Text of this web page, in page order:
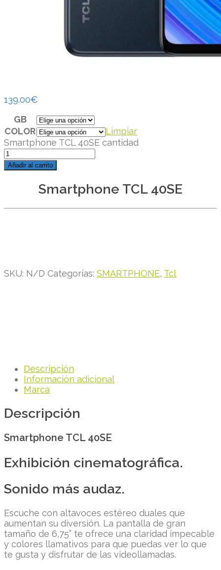
139.00€
GB
COLOR
Limpiar
Smartphone TCL 40SE cantidad
Añadir al carrito
Smartphone TCL 40SE
SKU: N/D Categorías: SMARTPHONE, Tcl
Descripción
Información adicional
Marca
Descripción
Smartphone TCL 40SE
Exhibición cinematográfica.
Sonido más audaz.
Escuche con altavoces estéreo duales que
aumentan su diversión. La pantalla de gran
tamaño de 6,75” te ofrece una claridad impecable
y colores llamativos para que puedas ver lo que
te gusta y disfrutar de las videollamadas.